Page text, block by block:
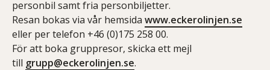
personbil samt fria personbiljetter.
Resan bokas via vår hemsida www.eckerolinjen.se
eller per telefon +46 (0)175 258 00.
För att boka gruppresor, skicka ett mejl
till grupp@eckerolinjen.se.